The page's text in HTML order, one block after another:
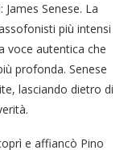
Senese. La
più intensi
voce autentica che
profonda. Senese
lasciando dietro di
e affiancò Pino